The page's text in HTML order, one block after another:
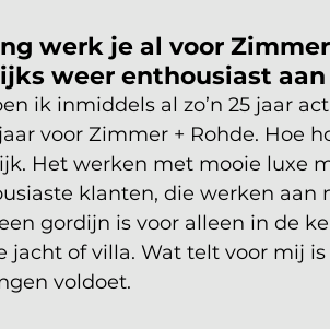
werk je al voor
weer enthousiast
ik inmiddels al zo’n 25 jaar
voor Zimmer + Rohde. Hoe
Het werken met mooie luxe
klanten, die werken aan
gordijn is voor alleen in de
jacht of villa. Wat telt voor mij
voldoet.